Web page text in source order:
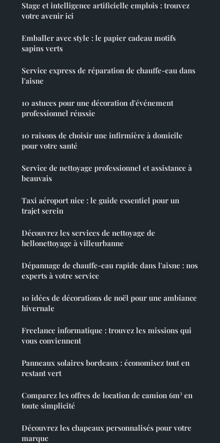
Stage et intelligence artificielle emplois : trouvez
votre avenir ici
Emballer avec style : le papier cadeau motifs
sapins verts
Service express de réparation de chauffe-eau dans
l'aisne
10 astuces pour une décoration d'événement
professionnel réussie
10 raisons de choisir une infirmière à domicile
pour votre santé
Service de nettoyage professionnel et assistance à
beauvais
Taxi aéroport nice : le guide essentiel pour un
trajet serein
Découvrez les services de nettoyage de
hellonettoyage à villeurbanne
Dépannage de chauffe-eau rapide dans l'aisne : nos
experts à votre service
10 idées de décorations de noël pour une ambiance
hivernale
Freelance informatique : trouvez les missions qui
vous conviennent
Panneaux solaires bordeaux : économisez tout en
restant vert
Comparez les offres de location de camion 6m³ en
toute simplicité
Découvrez les chapeaux personnalisés pour votre
marque